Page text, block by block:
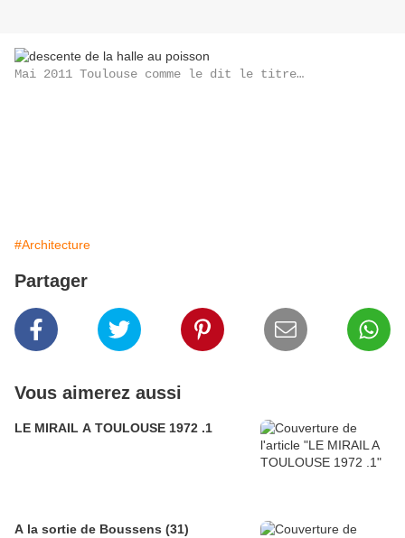
Mai 2011 Toulouse comme le dit le titre…
#Architecture
Partager
Vous aimerez aussi
LE MIRAIL A TOULOUSE 1972 .1
A la sortie de Boussens (31)